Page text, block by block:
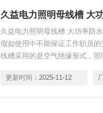
久益电力照明母线槽 大
久益电力照明母线槽 大功率防
假如使用中不能保证工作职员
线槽采用的是空气绝缘形式，
的特殊构造也可以帮到很大的忙
更新时间： 2025-11-12